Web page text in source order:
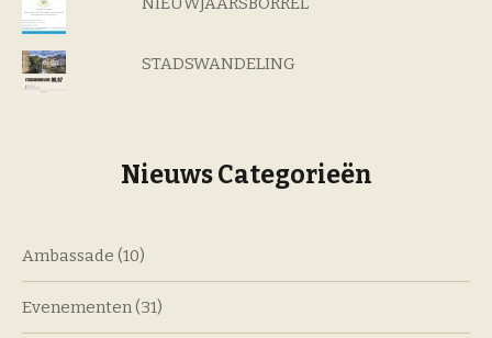
STADSWANDELING
Nieuws Categorieën
Ambassade (10)
Evenementen (31)